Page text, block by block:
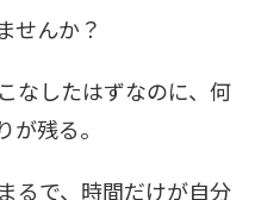
せんか？
なしたはずなのに、何
残る。
るで、時間だけが自分